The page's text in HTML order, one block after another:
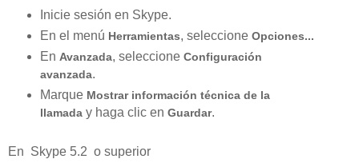
Inicie sesión en Skype.
En el menú Herramientas, seleccione Opciones...
En Avanzada, seleccione Configuración
avanzada.
Marque Mostrar información técnica de la
llamada y haga clic en Guardar.
En Skype 5.2 o superior